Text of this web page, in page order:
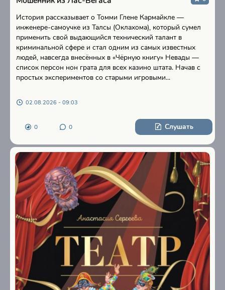
История рассказывает о Томми Глене Кармайкле —
инженере-самоучке из Талсы (Оклахома), который сумел
применить свой выдающийся технический талант в
криминальной сфере и стал одним из самых известных
людей, навсегда внесённых в «Чёрную книгу» Невады —
список персон нон грата для всех казино штата. Начав с
простых экспериментов со старыми игровыми...
02.08.2026 - 09:03
0 0 Слушать